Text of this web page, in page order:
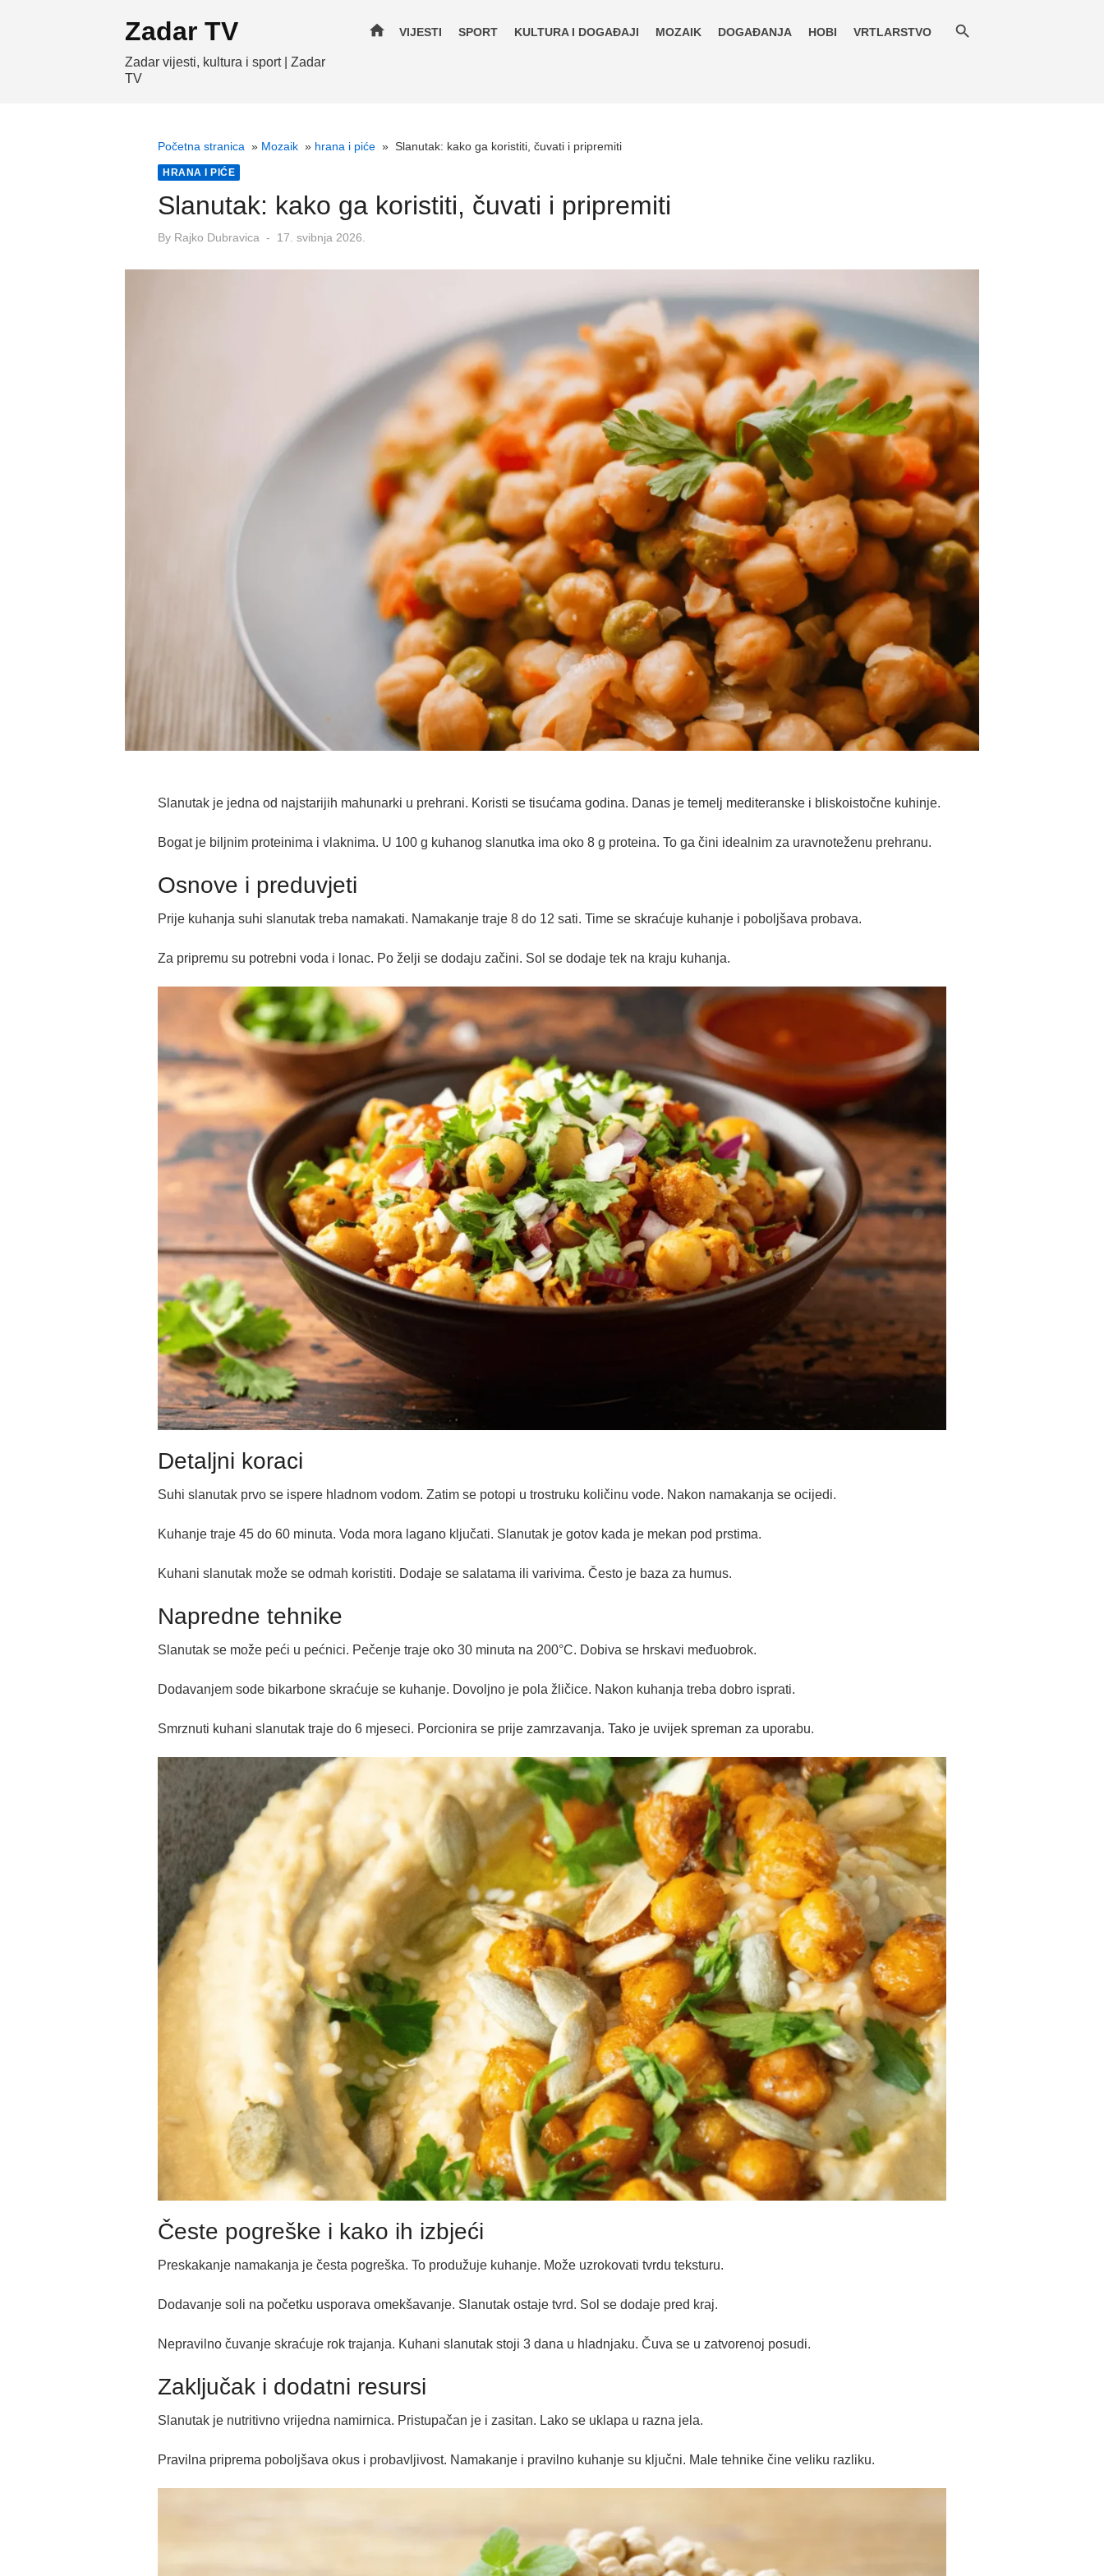
Zadar TV
Zadar vijesti, kultura i sport | Zadar
TV
home VIJESTI SPORT KULTURA I DOGAĐAJI MOZAIK DOGAĐANJA HOBI VRTLARSTVO
Početna stranica » Mozaik » hrana i piće » Slanutak: kako ga koristiti, čuvati i pripremiti
HRANA I PIĆE
Slanutak: kako ga koristiti, čuvati i pripremiti
By Rajko Dubravica
Posted
17. svibnja 2026.
Slanutak je jedna od najstarijih mahunarki u prehrani. Koristi se tisućama godina. Danas je temelj mediteranske i bliskoistočne kuhinje.
Bogat je biljnim proteinima i vlaknima. U 100 g kuhanog slanutka ima oko 8 g proteina. To ga čini idealnim za uravnoteženu prehranu.
Osnove i preduvjeti
Prije kuhanja suhi slanutak treba namakati. Namakanje traje 8 do 12 sati. Time se skraćuje kuhanje i poboljšava probava.
Za pripremu su potrebni voda i lonac. Po želji se dodaju začini. Sol se dodaje tek na kraju kuhanja.
Detaljni koraci
Suhi slanutak prvo se ispere hladnom vodom. Zatim se potopi u trostruku količinu vode. Nakon namakanja se ocijedi.
Kuhanje traje 45 do 60 minuta. Voda mora lagano ključati. Slanutak je gotov kada je mekan pod prstima.
Kuhani slanutak može se odmah koristiti. Dodaje se salatama ili varivima. Često je baza za humus.
Napredne tehnike
Slanutak se može peći u pećnici. Pečenje traje oko 30 minuta na 200°C. Dobiva se hrskavi međuobrok.
Dodavanjem sode bikarbone skraćuje se kuhanje. Dovoljno je pola žličice. Nakon kuhanja treba dobro isprati.
Smrznuti kuhani slanutak traje do 6 mjeseci. Porcionira se prije zamrzavanja. Tako je uvijek spreman za uporabu.
Česte pogreške i kako ih izbjeći
Preskakanje namakanja je česta pogreška. To produžuje kuhanje. Može uzrokovati tvrdu teksturu.
Dodavanje soli na početku usporava omekšavanje. Slanutak ostaje tvrd. Sol se dodaje pred kraj.
Nepravilno čuvanje skraćuje rok trajanja. Kuhani slanutak stoji 3 dana u hladnjaku. Čuva se u zatvorenoj posudi.
Zaključak i dodatni resursi
Slanutak je nutritivno vrijedna namirnica. Pristupačan je i zasitan. Lako se uklapa u razna jela.
Pravilna priprema poboljšava okus i probavljivost. Namakanje i pravilno kuhanje su ključni. Male tehnike čine veliku razliku.